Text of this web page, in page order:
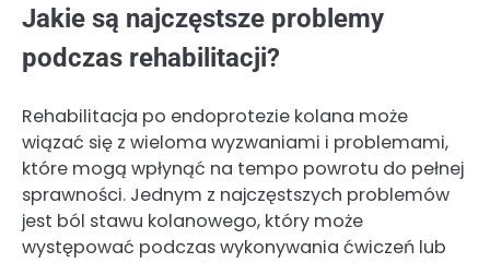
Jakie są najczęstsze problemy
podczas rehabilitacji?
Rehabilitacja po endoprotezie kolana może
wiązać się z wieloma wyzwaniami i problemami,
które mogą wpłynąć na tempo powrotu do pełnej
sprawności. Jednym z najczęstszych problemów
jest ból stawu kolanowego, który może
występować podczas wykonywania ćwiczeń lub